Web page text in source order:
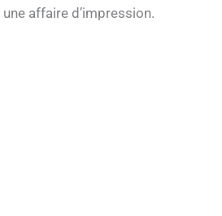
affaire d’impression.